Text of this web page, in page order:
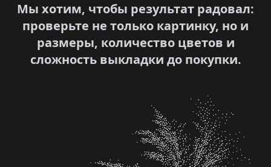
Мы хотим, чтобы результат радовал:
проверьте не только картинку, но и
размеры, количество цветов и
сложность выкладки до покупки.